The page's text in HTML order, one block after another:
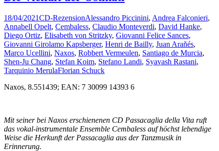
18/04/2021CD-RezensionAlessandro Piccinini, Andrea Falconieri,
Annabell Opelt, Cembaless, Claudio Monteverdi, David Hanke,
Diego Ortiz, Elisabeth von Stritzky, Giovanni Felice Sances,
Giovanni Girolamo Kapsberger, Henri de Bailly, Juan Arañés,
Marco Ucellini, Naxos, Robbert Vermeulen, Santiago de Murcia,
Shen-Ju Chang, Stefan Koim, Stefano Landi, Syavash Rastani,
Tarquinio MerulaFlorian Schuck
Naxos, 8.551439; EAN: 7 30099 14393 6
Mit seiner bei Naxos erschienenen CD Passacaglia della Vita ruft
das vokal-instrumentale Ensemble Cembaless auf höchst lebendige
Weise die Herkunft der Passacaglia aus der Tanzmusik in
Erinnerung.